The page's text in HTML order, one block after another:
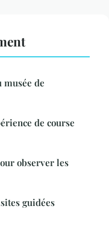
musée de
de course
observer les
guidées